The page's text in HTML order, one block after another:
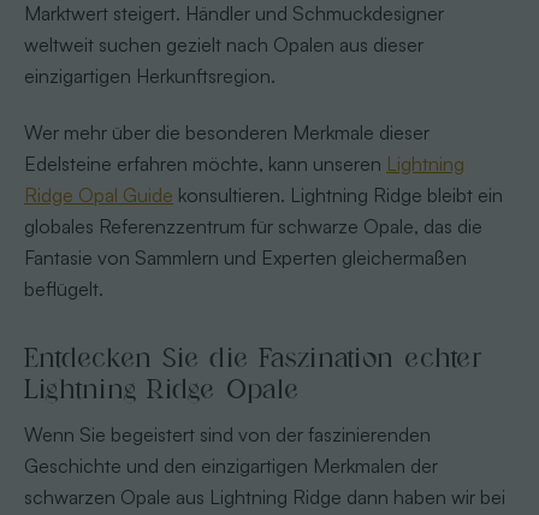
Marktwert steigert. Händler und Schmuckdesigner
weltweit suchen gezielt nach Opalen aus dieser
einzigartigen Herkunftsregion.
Wer mehr über die besonderen Merkmale dieser
Edelsteine erfahren möchte, kann unseren Lightning
Ridge Opal Guide konsultieren. Lightning Ridge bleibt ein
globales Referenzzentrum für schwarze Opale, das die
Fantasie von Sammlern und Experten gleichermaßen
beflügelt.
Entdecken Sie die Faszination echter
Lightning Ridge Opale
Wenn Sie begeistert sind von der faszinierenden
Geschichte und den einzigartigen Merkmalen der
schwarzen Opale aus Lightning Ridge dann haben wir bei